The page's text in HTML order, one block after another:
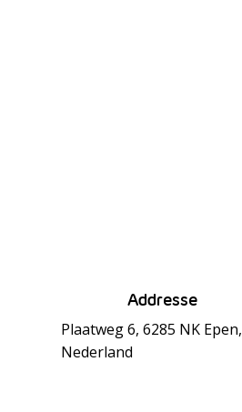
Addresse
Plaatweg 6, 6285 NK Epen,
Nederland